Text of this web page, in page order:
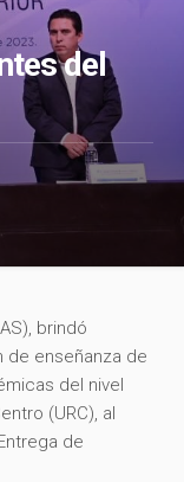
del
brindó
de enseñanza de
del nivel
(URC), al
de